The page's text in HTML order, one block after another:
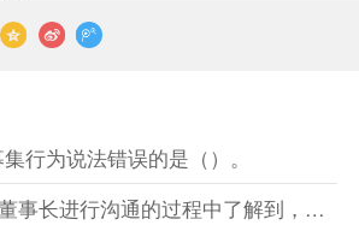
行为说法错误的是（）。
注册会计师B在与董事长进行沟通的过程中了解到，XYZ股份有限